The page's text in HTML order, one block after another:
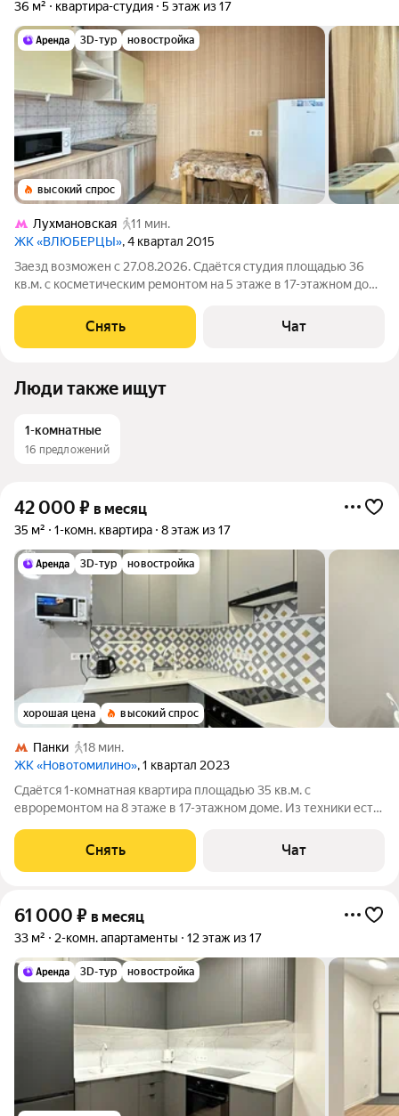
36 м² квартира-студия 5 этаж из 17
3D-тур новостройка
высокий спрос
Лухмановская
11 мин.
ЖК «ВЛЮБЕРЦЫ», 4 квартал 2015
Заезд возможен с 27.08.2026. Сдаётся студия площадью 36
кв.м. с косметическим ремонтом на 5 этаже в 17-этажном доме
выходят во
Снять Чат
Люди также ищут
1-комнатные
16 предложений
42 000 ₽ в месяц
35 м² 1-комн. квартира 8 этаж из 17
3D-тур новостройка
хорошая цена высокий спрос
Панки
18 мин.
ЖК «Новотомилино», 1 квартал 2023
Сдаётся 1-комнатная квартира площадью 35 кв.м. с
евроремонтом на 8 этаже в 17-этажном доме. Из техники есть:
Микроволновка Индукционная варочная поверхностьСнять Чат
61 000 ₽ в месяц
33 м² 2-комн. апартаменты 12 этаж из 17
3D-тур новостройка